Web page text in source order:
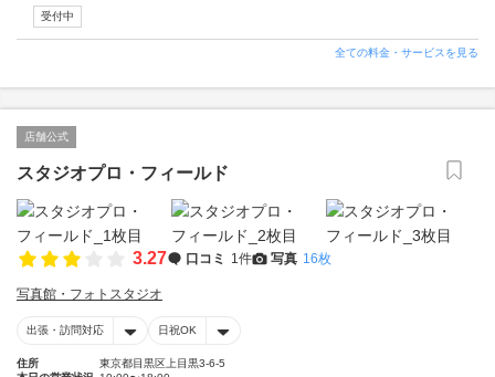
受付中
全ての料金・サービスを見る
店舗公式
スタジオプロ・フィールド
3.27 口コミ 1件 写真 16枚
写真館・フォトスタジオ
出張・訪問対応 日祝OK
住所
東京都目黒区上目黒3-6-5